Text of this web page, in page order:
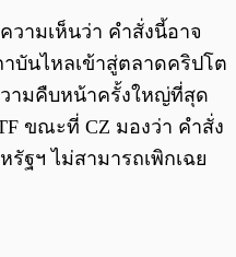
วามเห็นว่า คำสั่งนี้อาจ
บันไหลเข้าสู่ตลาดคริปโต
ามคืบหน้าครั้งใหญ่ที่สุด
ขณะที่ CZ มองว่า คำสั่ง
ฐฯ ไม่สามารถเพิกเฉย